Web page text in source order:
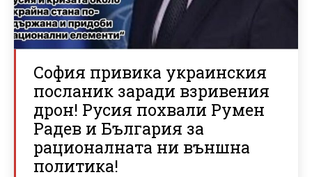
София привика украинския
посланик заради взривения
дрон! Русия похвали Румен
Радев и България за
рационалната ни външна
политика!